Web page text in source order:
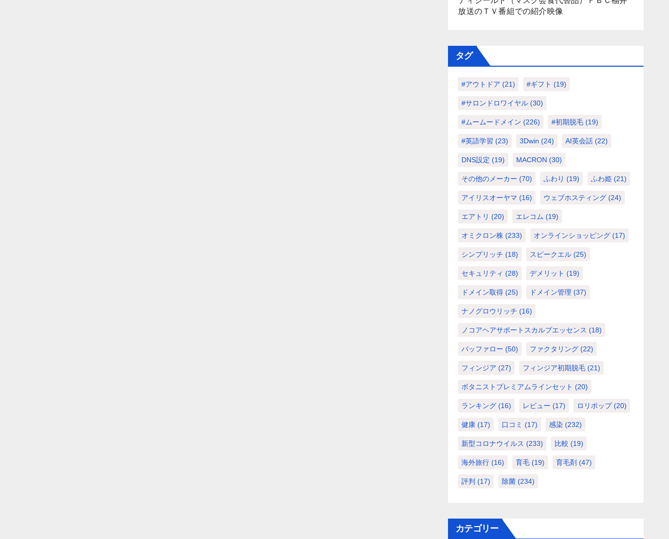
放送のＴＶ番組での紹介映像
タグ
#アウトドア (21) #ギフト (19)
#サロンドロワイヤル (30)
#ムームードメイン (226) #初期脱毛 (19)
#英語学習 (23) 3Dwin (24) AI英会話 (22)
DNS設定 (19) MACRON (30)
その他のメーカー (70) ふわり (19) ふわ姫 (21)
アイリスオーヤマ (16) ウェブホスティング (24)
エアトリ (20) エレコム (19)
オミクロン株 (233) オンラインショッピング (17)
シンプリッチ (18) スピークエル (25)
セキュリティ (28) デメリット (19)
ドメイン取得 (25) ドメイン管理 (37)
ナノグロウリッチ (16)
ノコアヘアサポートスカルプエッセンス (18)
バッファロー (50) ファクタリング (22)
フィンジア (27) フィンジア初期脱毛 (21)
ボタニストプレミアムラインセット (20)
ランキング (16) レビュー (17) ロリポップ(20)
健康 (17) 口コミ (17) 感染 (232)
新型コロナウイルス (233) 比較 (19)
海外旅行 (16) 育毛 (19) 育毛剤 (47)
評判 (17) 除菌 (234)
カテゴリー